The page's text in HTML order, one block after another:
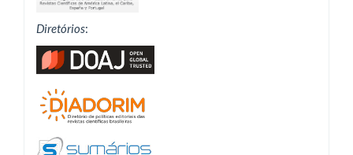
Diretórios: